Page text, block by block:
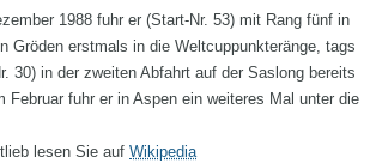
1988 fuhr er (Start-Nr. 53) mit Rang fünf in
Gröden erstmals in die Weltcuppunkteränge, tags
30) in der zweiten Abfahrt auf der Saslong bereits
Februar fuhr er in Aspen ein weiteres Mal unter die
lesen Sie auf Wikipedia